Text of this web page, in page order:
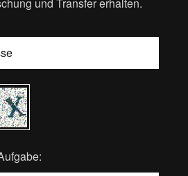
und Transfer erhalten.